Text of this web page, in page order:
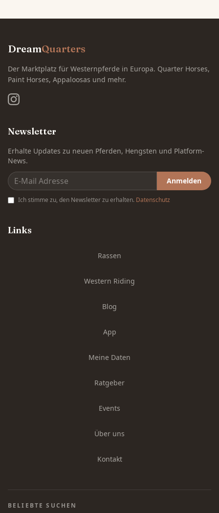
DreamQuarters
Der Marktplatz für Westernpferde in Europa. Quarter Horses,
Paint Horses, Appaloosas und mehr.
Newsletter
Erhalte Updates zu neuen Pferden, Hengsten und Platform-
News.
Anmelden
Ich stimme zu, den Newsletter zu erhalten. Datenschutz
Links
Rassen
Western Riding
Blog
App
Meine Daten
Ratgeber
Events
Über uns
Kontakt
BELIEBTE SUCHEN